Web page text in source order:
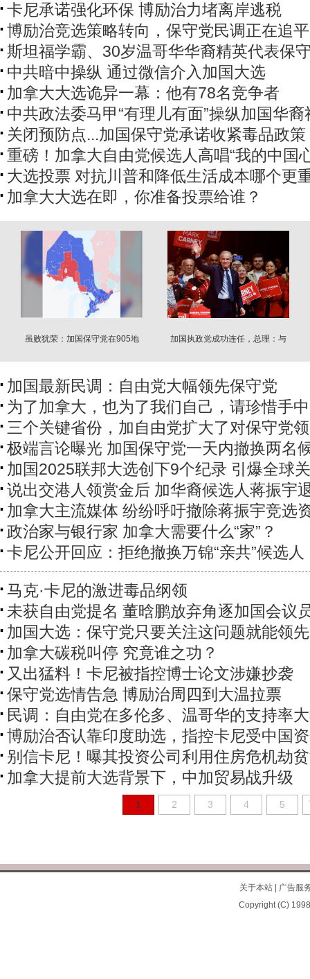
卡尼承诺强化环保 博励治力堵离岸逃税
博励治竞选策略转向，保守党民调正在追
斯坦福学霸、30岁温哥华华裔精英代表保
中共暗中操纵 通过微信介入加国大选
加拿大大选诡异一幕：他有78名竞争者
中共政法委马甲“有理儿有面”操纵加国华裔
关闭预防点...加国保守党承诺收紧毒品政策
重磅！加拿大自由党候选人高唱“我的中国
大选投票 对抗川普和降低生活成本哪个更
加拿大大选在即，你准备投票给谁？
虽败犹荣：加国保守党在905地
加国执政党成功连任，总理：与
加国最新民调：自由党大幅领先保守党
为了加拿大，也为了我们自己，请珍惜手
三个关键省份，加自由党扩大了对保守党
极端言论曝光 加国保守党一天内撤换两名
加国2025联邦大选创下9个纪录 引爆全球
说出交港人领赏金后 加华裔候选人蒋振宇
加拿大主流媒体 纷纷呼吁撤除蒋振宇竞选
政治家与银行家 加拿大需要什么“家”？
卡尼公开回应：拒绝撤换万锦“亲共”候选人
马克·卡尼的激进毒品纲领
未获自由党提名 董晗鹏放弃角逐加国会议
加国大选：保守党只要关注这问题就能领
加拿大碳税叫停 究竟谁之功？
又出猛料！卡尼被指控博士论文涉嫌抄袭
保守党选情告急 博励治周四到大温拉票
民调：自由党在多伦多、温哥华的支持率
博励治否认靠印度助选，指控卡尼受中国
别信卡尼！曝其投资公司利用住房危机劫
加拿大提前大选背景下，中加贸易战升级
1 2 3 4 5
关于本站|
广告服
Copyright (C)